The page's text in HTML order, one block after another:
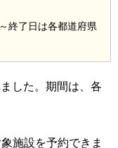
終了日は各都道府県
した。期間は、各
施設を予約できま